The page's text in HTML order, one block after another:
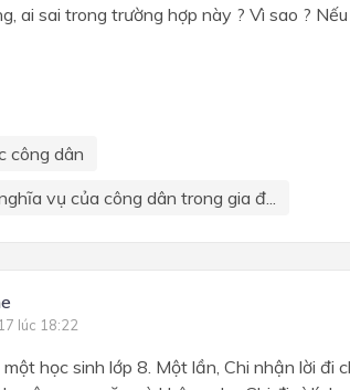
ai sai trong trường hợp này ? Vì sao ?
công dân
vụ của công dân trong gia đ...
lúc 18:22
một học sinh lớp 8. Một lần, Chi nhận lời đi